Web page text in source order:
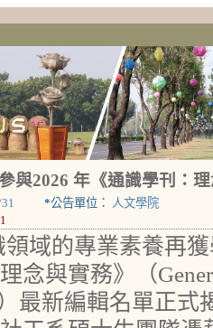
與2026 年《通識學刊：
*公告單位： 人文學院
域的專業素養再
念與實務》（
最新編輯名單正